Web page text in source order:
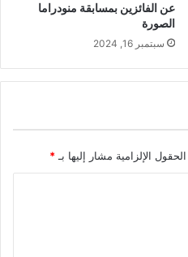
عن الفائزين بمسابقة منودراما
الصورة
سبتمبر 16, 2024
الحقول الإلزامية مشار إليها بـ *